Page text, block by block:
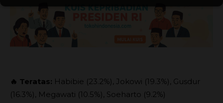
🔥 Teratas: Habibie (23.2%), Jokowi (19.3%), Gusdur
(16.3%), Megawati (10.5%), Soeharto (9.2%)